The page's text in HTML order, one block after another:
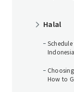
Halal
Indonesia
How to